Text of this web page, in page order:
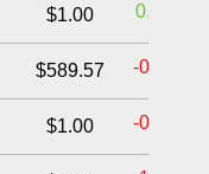
$1.00 0.02%
$589.57 -0.52%
$1.00 -0.01%